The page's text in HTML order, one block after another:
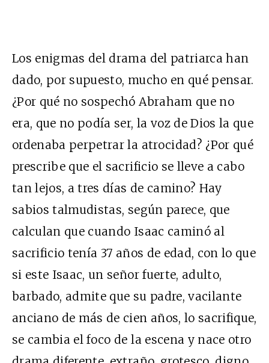
Los enigmas del drama del patriarca han
dado, por supuesto, mucho en qué pensar.
¿Por qué no sospechó Abraham que no
era, que no podía ser, la voz de Dios la que
ordenaba perpetrar la atrocidad? ¿Por qué
prescribe que el sacrificio se lleve a cabo
tan lejos, a tres días de camino? Hay
sabios talmudistas, según parece, que
calculan que cuando Isaac caminó al
sacrificio tenía 37 años de edad, con lo que
si este Isaac, un señor fuerte, adulto,
barbado, admite que su padre, vacilante
anciano de más de cien años, lo sacrifique,
se cambia el foco de la escena y nace otro